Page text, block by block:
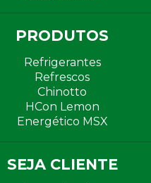
PRODUTOS
Refrigerantes
Refrescos
Chinotto
HCon Lemon
Energético MSX
SEJA CLIENTE